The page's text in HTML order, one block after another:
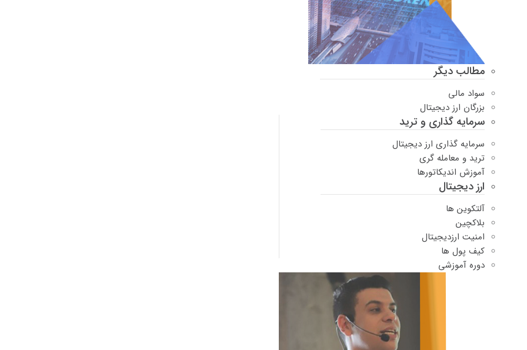
مطالب دیگر
سواد مالی
بزرگان ارز دیجیتال
سرمایه گذاری و ترید
سرمایه گذاری ارز دیجیتال
ترید و معامله گری
آموزش اندیکاتورها
ارز دیجیتال
آلتکوین ها
بلاکچین
امنیت ارزدیجیتال
کیف پول ها
دوره‌ آموزشی